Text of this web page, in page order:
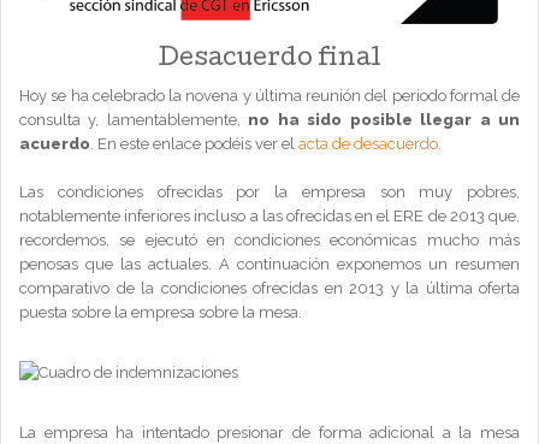
Desacuerdo final
Hoy se ha celebrado la novena y última reunión del periodo formal de
consulta y, lamentablemente, no ha sido posible llegar a un
acuerdo. En este enlace podéis ver el acta de desacuerdo.
Las condiciones ofrecidas por la empresa son muy pobres,
notablemente inferiores incluso a las ofrecidas en el ERE de 2013 que,
recordemos, se ejecutó en condiciones económicas mucho más
penosas que las actuales. A continuación exponemos un resumen
comparativo de la condiciones ofrecidas en 2013 y la última oferta
puesta sobre la empresa sobre la mesa.
La empresa ha intentado presionar de forma adicional a la mesa